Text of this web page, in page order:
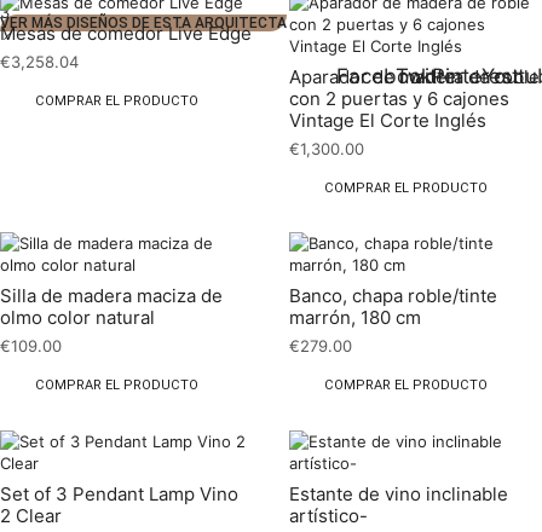
3
FacebookTwitterPinterest
VER MÁS DISEÑOS DE ESTA ARQUITECTA
Mesas de comedor Live Edge
€3,258.04
COMPRAR EL PRODUCTO
Aparador de madera de roble
con 2 puertas y 6 cajones
Vintage El Corte Inglés
€1,300.00
COMPRAR EL PRODUCTO
Silla de madera maciza de
olmo color natural
€109.00
COMPRAR EL PRODUCTO
Banco, chapa roble/tinte
marrón, 180 cm
€279.00
COMPRAR EL PRODUCTO
Set of 3 Pendant Lamp Vino
2 Clear
Estante de vino inclinable
artístico-